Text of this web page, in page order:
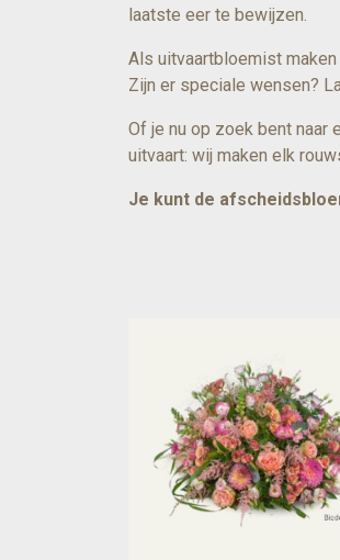
laatste eer te bewijzen.
Als uitvaartbloemist
Zijn er speciale wensen?
Of je nu op zoek bent naar
uitvaart: wij maken elk
Je kunt de